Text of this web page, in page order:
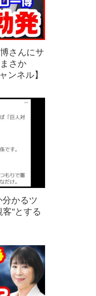
さんにサ
さか
ンネル】
かるツ
"とする